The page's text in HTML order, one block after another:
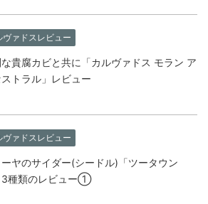
ヴァドスレビュー
貴腐カビと共に「カルヴァドス モラン ア
ストラル」レビュー
ヴァドスレビュー
ヤのサイダー(シードル)「ツータウン
3種類のレビュー①